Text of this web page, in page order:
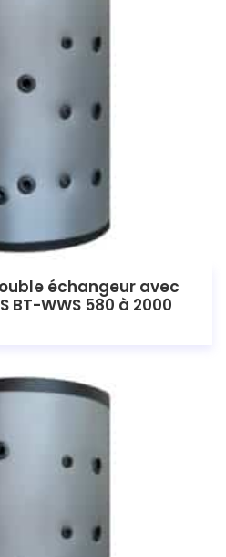
échangeur avec
BT-WWS 580 à 2000